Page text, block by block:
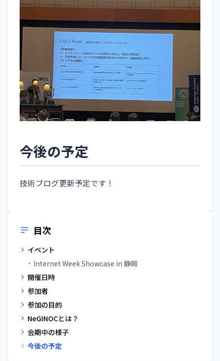
今後の予定
技術ブログ更新予定です！
目次
イベント
Internet Week Showcase in 静岡
開催日時
参加者
参加の目的
NeGINOCとは？
会期中の様子
今後の予定